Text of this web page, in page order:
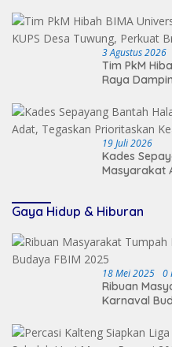
3 Agustus 2026
Tim PkM
Raya
19 Juli 2026
Kades
Masyarakat
Gaya Hidup & Hiburan
18 Mei 2025 0
Ribuan
Karnaval